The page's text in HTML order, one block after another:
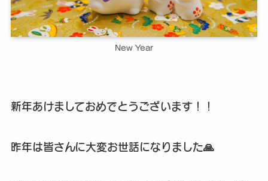
New Year
新年あけましておめでとうございます！！
昨年は皆さんに大変お世話になりました🙏